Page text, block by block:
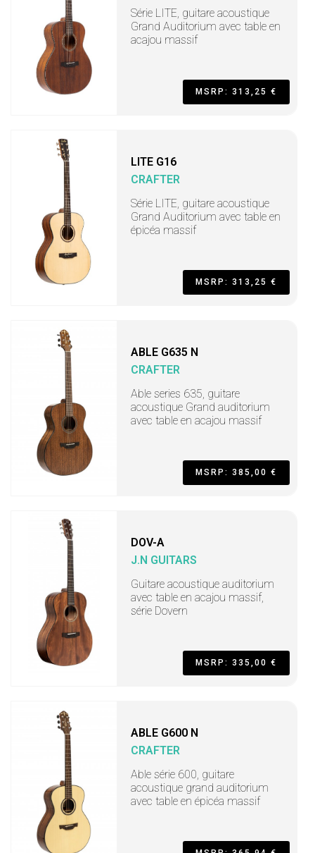
Série LITE, guitare acoustique
Grand Auditorium avec table en
acajou massif
MSRP: 313,25 €
LITE G16
CRAFTER
Série LITE, guitare acoustique
Grand Auditorium avec table en
épicéa massif
MSRP: 313,25 €
ABLE G635 N
CRAFTER
Able series 635, guitare
acoustique Grand auditorium
avec table en acajou massif
MSRP: 385,00 €
DOV-A
J.N GUITARS
Guitare acoustique auditorium
avec table en acajou massif,
série Dovern
MSRP: 335,00 €
ABLE G600 N
CRAFTER
Able série 600, guitare
acoustique grand auditorium
avec table en épicéa massif